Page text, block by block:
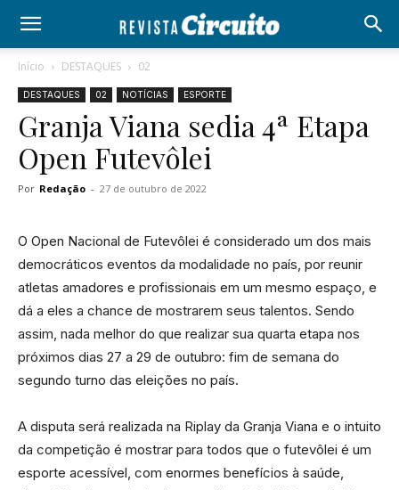
Início DESTAQUES 02
DESTAQUES 02 NOTÍCIAS ESPORTE
Granja Viana sedia 4ª Etapa
Open Futevôlei
Por Redação - 27 de outubro de 2022
O Open Nacional de Futevôlei é considerado um dos mais
democráticos eventos da modalidade no país, por reunir
atletas amadores e profissionais em um mesmo espaço, e
dá a eles a chance de mostrarem seus talentos. Sendo
assim, nada melhor do que realizar sua quarta etapa nos
próximos dias 27 a 29 de outubro: fim de semana do
segundo turno das eleições no país.
A disputa será realizada na Riplay da Granja Viana e o intuito
da competição é mostrar para todos que o futevôlei é um
esporte acessível, com enormes benefícios à saúde,